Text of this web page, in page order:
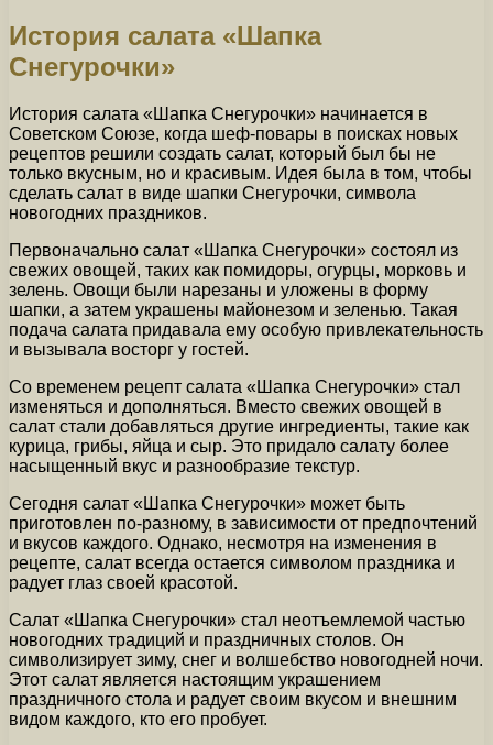
История салата «Шапка
Снегурочки»
История салата «Шапка Снегурочки» начинается в
Советском Союзе, когда шеф-повары в поисках новых
рецептов решили создать салат, который был бы не
только вкусным, но и красивым. Идея была в том, чтобы
сделать салат в виде шапки Снегурочки, символа
новогодних праздников.
Первоначально салат «Шапка Снегурочки» состоял из
свежих овощей, таких как помидоры, огурцы, морковь и
зелень. Овощи были нарезаны и уложены в форму
шапки, а затем украшены майонезом и зеленью. Такая
подача салата придавала ему особую привлекательность
и вызывала восторг у гостей.
Со временем рецепт салата «Шапка Снегурочки» стал
изменяться и дополняться. Вместо свежих овощей в
салат стали добавляться другие ингредиенты, такие как
курица, грибы, яйца и сыр. Это придало салату более
насыщенный вкус и разнообразие текстур.
Сегодня салат «Шапка Снегурочки» может быть
приготовлен по-разному, в зависимости от предпочтений
и вкусов каждого. Однако, несмотря на изменения в
рецепте, салат всегда остается символом праздника и
радует глаз своей красотой.
Салат «Шапка Снегурочки» стал неотъемлемой частью
новогодних традиций и праздничных столов. Он
символизирует зиму, снег и волшебство новогодней ночи.
Этот салат является настоящим украшением
праздничного стола и радует своим вкусом и внешним
видом каждого, кто его пробует.